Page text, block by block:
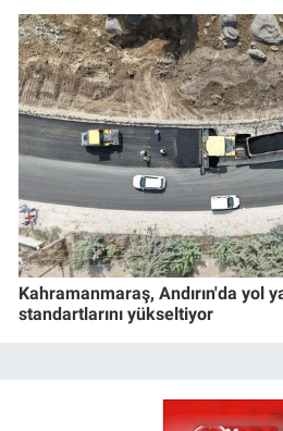
Kahramanmaraş, Andırın'da yol
standartlarını yükseltiyor